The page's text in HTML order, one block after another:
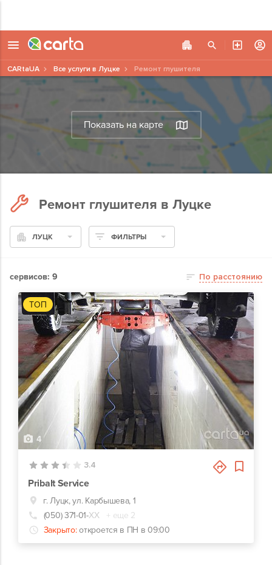
Показать на карте
CARtaUA Все услуги в Луцке Ремонт глушителя
Ремонт глушителя в Луцке
ЛУЦК ФИЛЬТРЫ
сервисов: 9 По расстоянию
ТОП
4
3.4
Pribalt Service
г. Луцк, ул. Карбышева, 1
(050) 371-01-ХХ
+ еще 2
Закрыто: откроется в ПН в 09:00